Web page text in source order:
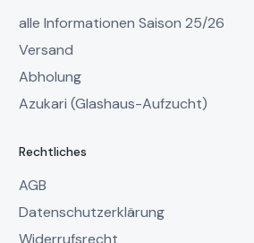
alle Informationen Saison 25/26
Versand
Abholung
Azukari (Glashaus-Aufzucht)
Rechtliches
AGB
Datenschutzerklärung